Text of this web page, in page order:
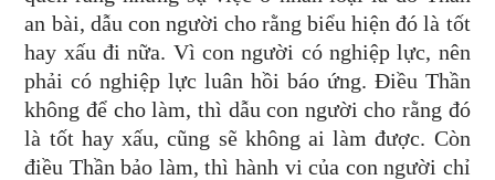
an bài, dẫu con người cho rằng biểu hiện đó là tốt
hay xấu đi nữa. Vì con người có nghiệp lực, nên
phải có nghiệp lực luân hồi báo ứng. Điều Thần
không để cho làm, thì dẫu con người cho rằng đó
là tốt hay xấu, cũng sẽ không ai làm được. Còn
điều Thần bảo làm, thì hành vi của con người chỉ